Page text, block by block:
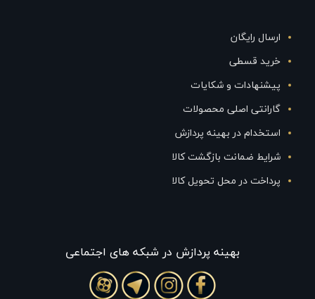
ارسال رایگان
خرید قسطی
پیشنهادات و شکایات
گارانتی اصلی محصولات
استخدام در بهینه پردازش
شرایط ضمانت بازگشت کالا
پرداخت در محل تحویل کالا
بهينه پردازش در شبکه های اجتماعی